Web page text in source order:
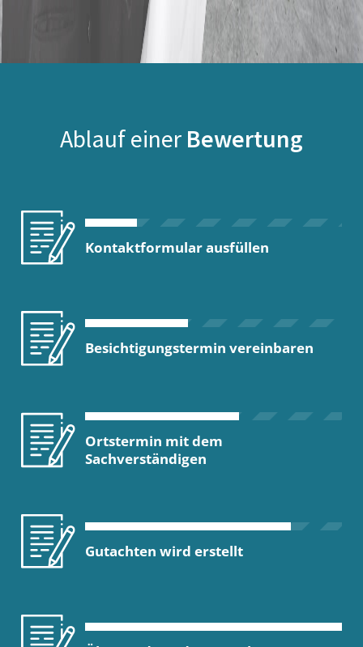
Ablauf einer Bewertung
Kontaktformular ausfüllen
Besichtigungstermin vereinbaren
Ortstermin mit dem
Sachverständigen
Gutachten wird erstellt